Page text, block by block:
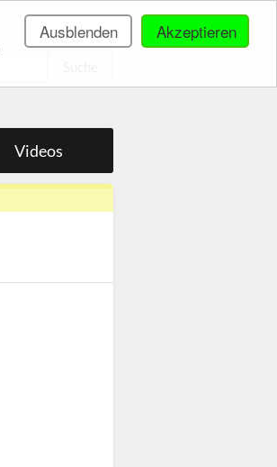
Akzeptieren
Ausblenden
Videos